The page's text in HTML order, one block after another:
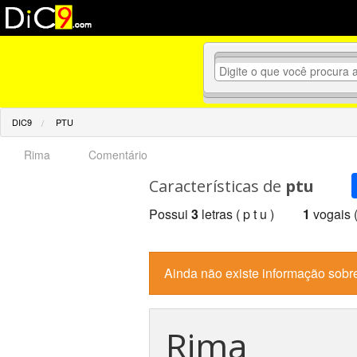
DIC9 PTU
Rima Comentário
Características de ptu
Possui 3 letras ( p t u ) 1
Ainda não existe informação
Rima